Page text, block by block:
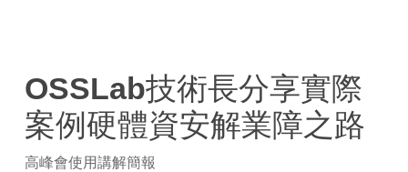
OSSLab技術長分享實際
案例硬體資安解業障之路
高峰會使用講解簡報